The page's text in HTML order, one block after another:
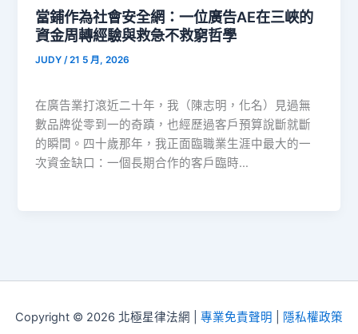
當鋪作為社會安全網：一位廣告AE在三峽的
資金周轉經驗與救急不救窮哲學
JUDY/21 5 月, 2026
在廣告業打滾近二十年，我（陳志明，化名）見過無
數品牌從零到一的奇蹟，也經歷過客戶預算說斷就斷
的瞬間。四十歲那年，我正面臨職業生涯中最大的一
次資金缺口：一個長期合作的客戶臨時…
Copyright © 2026 北極星律法網 | 專業免責聲明 隱私權政策